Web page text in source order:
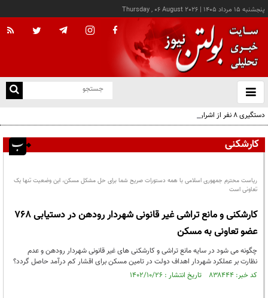
پنجشنبه ۱۵ مرداد ۱۴۰۵ |
Thursday , 06 August 2026
باز
و
دستگیری ۸ نفر از اشرار مسلح شاخص و مرتبطین گروهک‌های تروریستی
کارشکنی
ریاست محترم جمهوری اسلامی با همه دستورات صریح شما برای حل مشکل مسکن، این وضعیت تنها یک
تعاونی است
کارشکنی و مانع تراشی غیر قانونی شهردار رودهن در دستیابی 768
عضو تعاونی به مسکن
چگونه می شود در سایه مانع تراشی و کارشکنی های غیر قانونی شهردار رودهن و عدم
نظارت بر عملکرد شهردار اهداف دولت در تامین مسکن برای اقشار کم درآمد حاصل گردد؟
کد خبر: ۸۳۸۴۴۴ تاریخ انتشار : ۱۴۰۲/۱۰/۲۶